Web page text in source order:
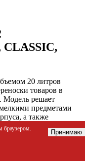
20 литров
товаров в
Модель решает
предметами
а также
за счет двух
браузером.
Принимаю